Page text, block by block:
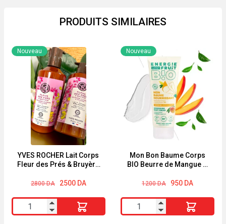
PRODUITS SIMILAIRES
YVES ROCHER Lait Corps
Fleur des Prés & Bruyère
Nouveau
2800DA
Le
initial
était :
2800 DA.
2500 DA
Le
actuel
est :
2500 DA.
quantité
de
Mon Bon Baume Corps
BIO Beurre de Mangue &
Fruit 200ml
Nouveau
1200DA
Le
initial
1200 DA.
950 DA
Le
actuel
950 DA.
quantité
de